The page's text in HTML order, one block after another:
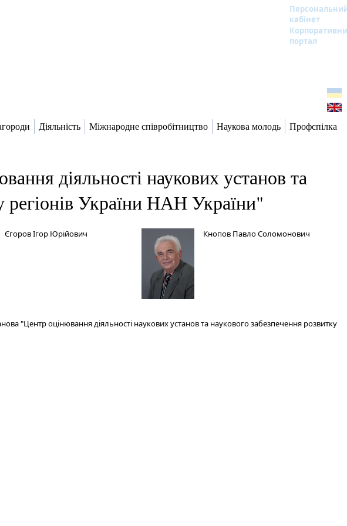
кабінет
портал
Діяльність Міжнародне співробітництво Наукова молодь Профспілка
діяльності наукових установ та
регіонів України НАН України"
Єгоров Ігор Юрійович Кнопов Павло Соломонович
"Центр оцінювання діяльності наукових установ та наукового забезпечення розвитку